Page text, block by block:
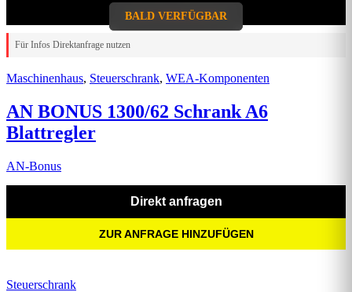
AUSVERKAUFT
AUSVERKAUFT
BALD VERFÜGBAR
AUSVERKAUFT
Direkt anfragen
Für Infos Direktanfrage nutzen
Maschinenhaus, Steuerschrank, WEA-Komponenten
AN BONUS 1300/62 Schrank A6
Blattregler
AN-Bonus
Direkt anfragen
ZUR ANFRAGE HINZUFÜGEN
Steuerschrank
BALD VERFÜGBAR